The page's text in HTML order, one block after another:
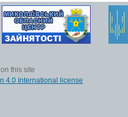
this site
4.0 International license